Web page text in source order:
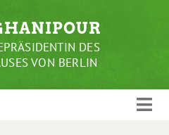
DES
VON BERLIN